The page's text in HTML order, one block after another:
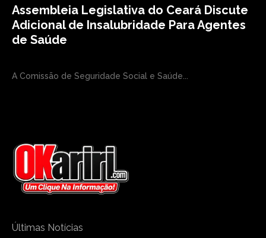
Assembleia Legislativa do Ceará Discute
Adicional de Insalubridade Para Agentes
de Saúde
A Comissão de Seguridade Social e Saúde...
Últimas Notícias